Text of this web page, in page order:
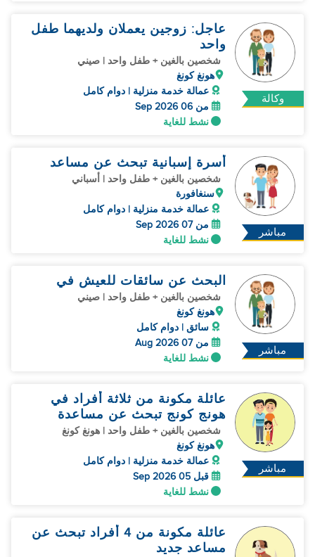
وكالة
عاجل: زوجين يعملان ولديهما طفل
واحد
شخصين بالغين + طفل واحد | صيني
هونغ كونغ
عمالة خدمة منزلية | دوام كامل
من 06 Sep 2026
نشط للغاية
مباشر
أسرة إسبانية تبحث عن مساعد
شخصين بالغين + طفل واحد | أسباني
سنغافورة
عمالة خدمة منزلية | دوام كامل
من 07 Sep 2026
نشط للغاية
مباشر
البحث عن سائقات للعيش في
شخصين بالغين + طفل واحد | صيني
هونغ كونغ
سائق | دوام كامل
من 07 Aug 2026
نشط للغاية
مباشر
عائلة مكونة من ثلاثة أفراد في
هونج كونج تبحث عن مساعدة
منزلية
شخصين بالغين + طفل واحد | هونغ كونغ
هونغ كونغ
عمالة خدمة منزلية | دوام كامل
قبل 05 Sep 2026
نشط للغاية
عائلة مكونة من 4 أفراد تبحث عن
مساعد جديد